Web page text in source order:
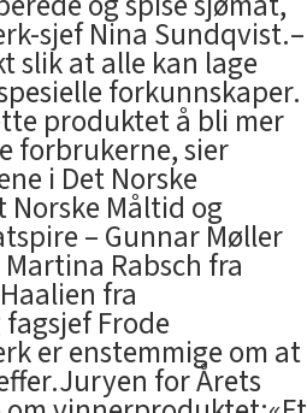
sjef Nina Sundqvist.–
slik at alle kan lage
forkunnskaper.
produktet å bli mer
forbrukerne, sier
i Det Norske
Måltid og
– Gunnar Møller
Rabsch fra
fra
Frode
er enstemmige om at
for Årets